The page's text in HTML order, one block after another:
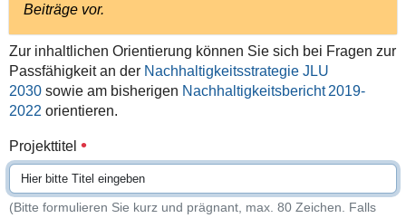
Beiträge vor.
Zur inhaltlichen Orientierung können Sie sich bei Fragen zur
Passfähigkeit an der Nachhaltigkeitsstrategie JLU
2030 sowie am bisherigen Nachhaltigkeitsbericht 2019-
2022 orientieren.
Projekttitel
(Bitte formulieren Sie kurz und prägnant, max. 80 Zeichen. Falls